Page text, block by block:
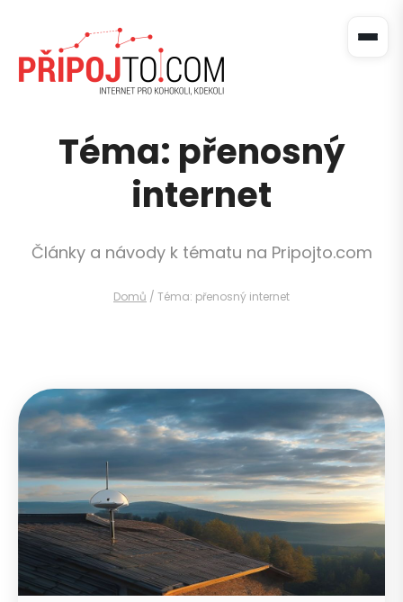
Téma: přenosný
internet
Články a návody k tématu na Pripojto.com
Domů / Téma: přenosný internet